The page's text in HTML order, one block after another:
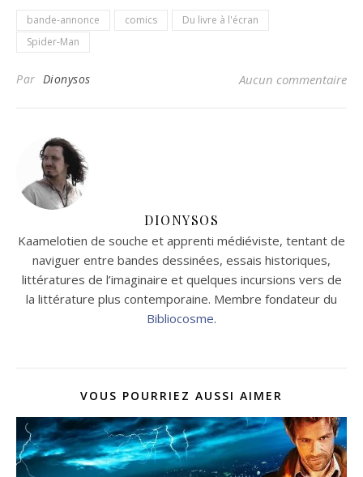
bande-annonce comics
Du livre à l'écran
Spider-Man
Par Dionysos Aucun commentaire
DIONYSOS
Kaamelotien de souche et apprenti médiéviste, tentant de
naviguer entre bandes dessinées, essais historiques,
littératures de l’imaginaire et quelques incursions vers de
la littérature plus contemporaine. Membre fondateur du
Bibliocosme.
VOUS POURRIEZ AUSSI AIMER